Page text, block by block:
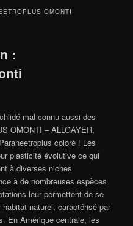
OMONTI
:
mal connu aussi des
OMONTI – ALLGAYER,
coloré ! Les
plasticité évolutive ce qui
à diverses niches
à de nombreuses espèces
leur permettent de se
naturel, caractérisé par
En Amérique centrale, les